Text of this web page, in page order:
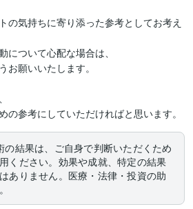
の気持ちに寄り添った参考としてお考え
について心配な場合は、
お願いいたします。
の参考にしていただければと思います。
の結果は、ご自身で判断いただくため
ください。効果や成就、特定の結果
ありません。医療・法律・投資の助